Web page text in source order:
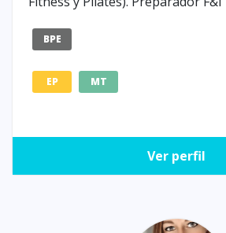
BPE
EP MT
Ver perfil